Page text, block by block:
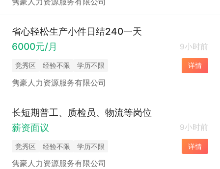
省心轻松生产小件日结240一天
6000元/月
9小时前
竞秀区 经验不限 学历不限 详情
隽豪人力资源服务有限公司
长短期普工、质检员、物流等岗位
薪资面议
9小时前
竞秀区 经验不限 学历不限 详情
隽豪人力资源服务有限公司